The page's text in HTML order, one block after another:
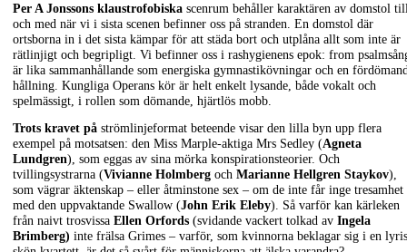
Per A Jonssons klaustrofobiska scenrum behåller karaktären av domstol
och med när vi i sista scenen befinner oss på stranden. En domstol där
ortsborna in i det sista kämpar för att städa bort och utplåna allt som inte är
rätlinjigt och begripligt. Vi befinner oss i rashygienens epok: from
är lika sammanhållande som energiska gymnastikövningar och en
hållning. Kungliga Operans kör är helt enkelt lysande, både vokalt och
spelmässigt, i rollen som dömande, hjärtlös mobb.
Trots kravet på strömlinjeformat beteende visar den lilla byn upp flera
exempel på motsatsen: den Miss Marple-aktiga Mrs Sedley (Agneta
Lundgren), som eggas av sina mörka konspirationsteorier. Och
tvillingsystrarna (Vivianne Holmberg och Marianne Hellgren Staykov),
som vägrar äktenskap – eller åtminstone sex – om de inte får inge tresamhet
med den uppvaktande Swallow (John Erik Eleby). Så varför kan kärleken
från naivt trosvissa Ellen Orfords (svidande vackert tolkad av Ingela
Brimberg) inte frälsa Grimes – varför, som kvinnorna beklagar sig i en